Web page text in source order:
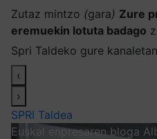
Zutaz mintzo (gara) Zure
eremuekin lotuta badago
Spri Taldeko gure kanaletan
‹
›
SPRI Taldea
Euskal enpresaren bloga